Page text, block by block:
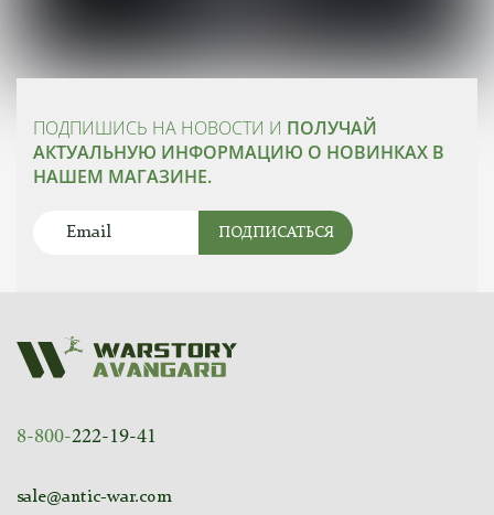
ПОДПИШИСЬ НА НОВОСТИ И ПОЛУЧАЙ
АКТУАЛЬНУЮ ИНФОРМАЦИЮ О НОВИНКАХ В
НАШЕМ МАГАЗИНЕ.
ПОДПИСАТЬСЯ
8-800-222-19-41
sale@antic-war.com